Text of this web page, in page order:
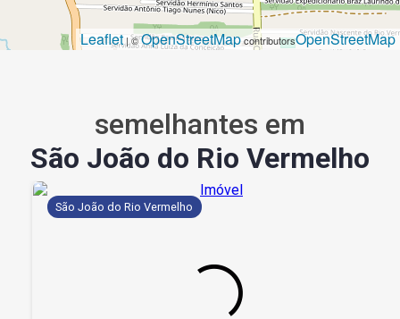
Leaflet| ©OpenStreetMapcontributorsOpenStreetMap
semelhantes em
São João do Rio Vermelho
São João do Rio Vermelho